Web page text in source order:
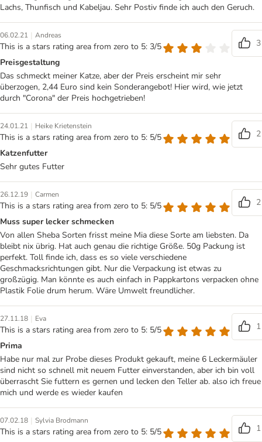
Lachs, Thunfisch und Kabeljau. Sehr Postiv finde ich auch den Geruch.
06.02.21 | Andreas
This is a stars rating area from zero to 5: 3/5
3
Preisgestaltung
Das schmeckt meiner Katze, aber der Preis erscheint mir sehr
überzogen, 2,44 Euro sind kein Sonderangebot! Hier wird, wie jetzt
durch "Corona" der Preis hochgetrieben!
24.01.21 | Heike Krietenstein
This is a stars rating area from zero to 5: 5/5
2
Katzenfutter
Sehr gutes Futter
26.12.19 | Carmen
This is a stars rating area from zero to 5: 5/5
2
Muss super lecker schmecken
Von allen Sheba Sorten frisst meine Mia diese Sorte am liebsten. Da
bleibt nix übrig. Hat auch genau die richtige Größe. 50g Packung ist
perfekt. Toll finde ich, dass es so viele verschiedene
Geschmacksrichtungen gibt. Nur die Verpackung ist etwas zu
großzügig. Man könnte es auch einfach in Pappkartons verpacken ohne
Plastik Folie drum herum. Wäre Umwelt freundlicher.
27.11.18 | Eva
This is a stars rating area from zero to 5: 5/5
1
Prima
Habe nur mal zur Probe dieses Produkt gekauft, meine 6 Leckermäuler
sind nicht so schnell mit neuem Futter einverstanden, aber ich bin voll
überrascht Sie futtern es gernen und lecken den Teller ab. also ich freue
mich und werde es wieder kaufen
07.02.18 | Sylvia Brodmann
This is a stars rating area from zero to 5: 5/5
1